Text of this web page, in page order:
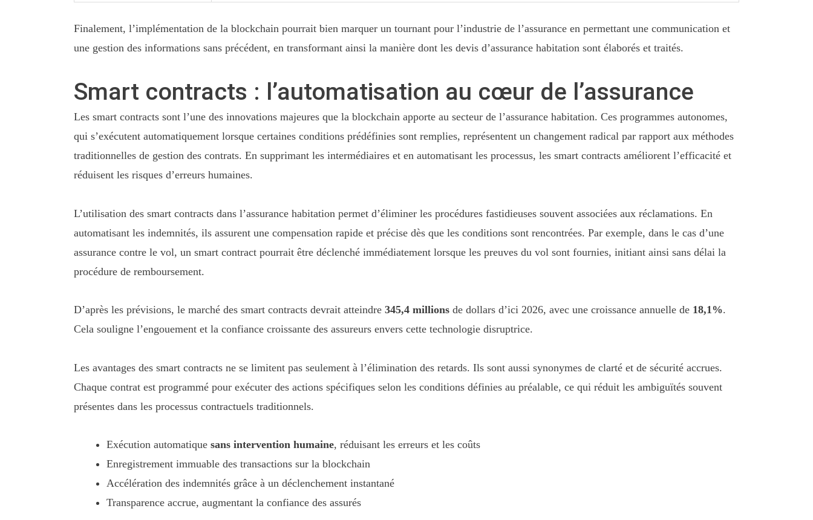
Finalement, l’implémentation de la blockchain pourrait bien marquer un tournant pour l’industrie de l’assurance en permettant une communication et
une gestion des informations sans précédent, en transformant ainsi la manière dont les devis d’assurance habitation sont élaborés et traités.
Smart contracts : l’automatisation au cœur de l’assurance
Les smart contracts sont l’une des innovations majeures que la blockchain apporte au secteur de l’assurance habitation. Ces programmes autonomes,
qui s’exécutent automatiquement lorsque certaines conditions prédéfinies sont remplies, représentent un changement radical par rapport aux méthodes
traditionnelles de gestion des contrats. En supprimant les intermédiaires et en automatisant les processus, les smart contracts améliorent l’efficacité et
réduisent les risques d’erreurs humaines.
L’utilisation des smart contracts dans l’assurance habitation permet d’éliminer les procédures fastidieuses souvent associées aux réclamations. En
automatisant les indemnités, ils assurent une compensation rapide et précise dès que les conditions sont rencontrées. Par exemple, dans le cas d’une
assurance contre le vol, un smart contract pourrait être déclenché immédiatement lorsque les preuves du vol sont fournies, initiant ainsi sans délai la
procédure de remboursement.
D’après les prévisions, le marché des smart contracts devrait atteindre 345,4 millions de dollars d’ici 2026, avec une croissance annuelle de 18,1%.
Cela souligne l’engouement et la confiance croissante des assureurs envers cette technologie disruptrice.
Les avantages des smart contracts ne se limitent pas seulement à l’élimination des retards. Ils sont aussi synonymes de clarté et de sécurité accrues.
Chaque contrat est programmé pour exécuter des actions spécifiques selon les conditions définies au préalable, ce qui réduit les ambiguïtés souvent
présentes dans les processus contractuels traditionnels.
Exécution automatique sans intervention humaine, réduisant les erreurs et les coûts
Enregistrement immuable des transactions sur la blockchain
Accélération des indemnités grâce à un déclenchement instantané
Transparence accrue, augmentant la confiance des assurés